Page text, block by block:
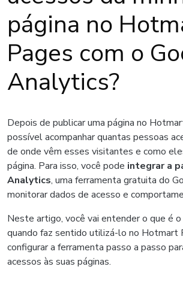
página no
Pages com o
Analytics?
Depois de publicar uma página no
possível acompanhar quantas pessoas
de onde vêm esses visitantes e como
página. Para isso, você pode integrar a
Analytics, uma ferramenta gratuita do
monitorar dados de acesso e
Neste artigo, você vai entender o que é
quando faz sentido utilizá-lo no Hotmart
configurar a ferramenta passo a passo
acessos às suas páginas.